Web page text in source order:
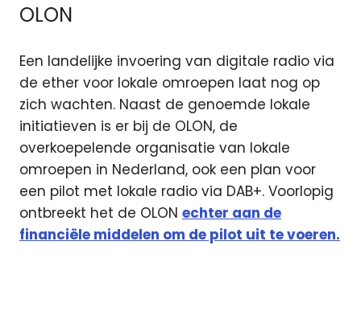
OLON
Een landelijke invoering van digitale radio via
de ether voor lokale omroepen laat nog op
zich wachten. Naast de genoemde lokale
initiatieven is er bij de OLON, de
overkoepelende organisatie van lokale
omroepen in Nederland, ook een plan voor
een pilot met lokale radio via DAB+. Voorlopig
ontbreekt het de OLON echter aan de
financiële middelen om de pilot uit te voeren.